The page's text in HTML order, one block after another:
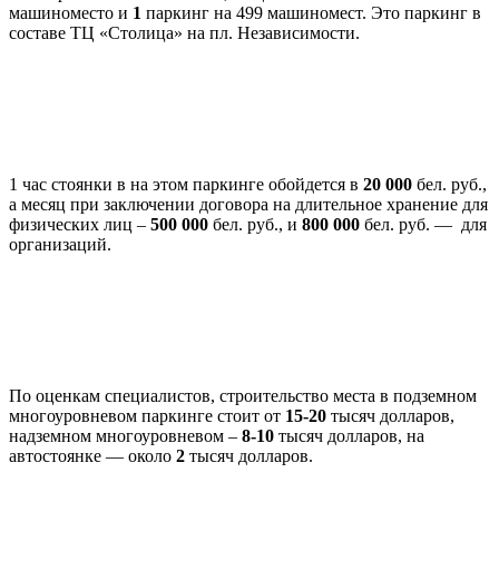
машиноместо и 1 паркинг на 499 машиномест. Это паркинг в
составе ТЦ «Столица» на пл. Независимости.
1 час стоянки в на этом паркинге обойдется в 20 000 бел. руб.,
а месяц при заключении договора на длительное хранение для
физических лиц – 500 000 бел. руб., и 800 000 бел. руб. — для
организаций.
По оценкам специалистов, строительство места в подземном
многоуровневом паркинге стоит от 15-20 тысяч долларов,
надземном многоуровневом – 8-10 тысяч долларов, на
автостоянке — около 2 тысяч долларов.